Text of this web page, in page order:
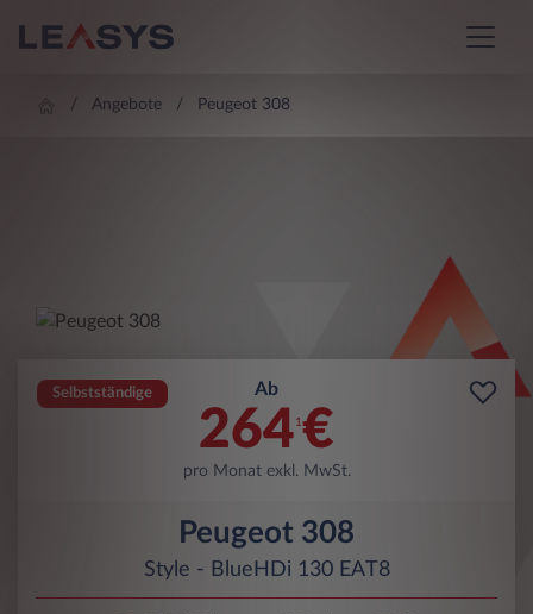
Angebote Peugeot 308
Selbstständige Ab
264 1€
pro Monat exkl. MwSt.
Peugeot 308
Style - BlueHDi 130 EAT8